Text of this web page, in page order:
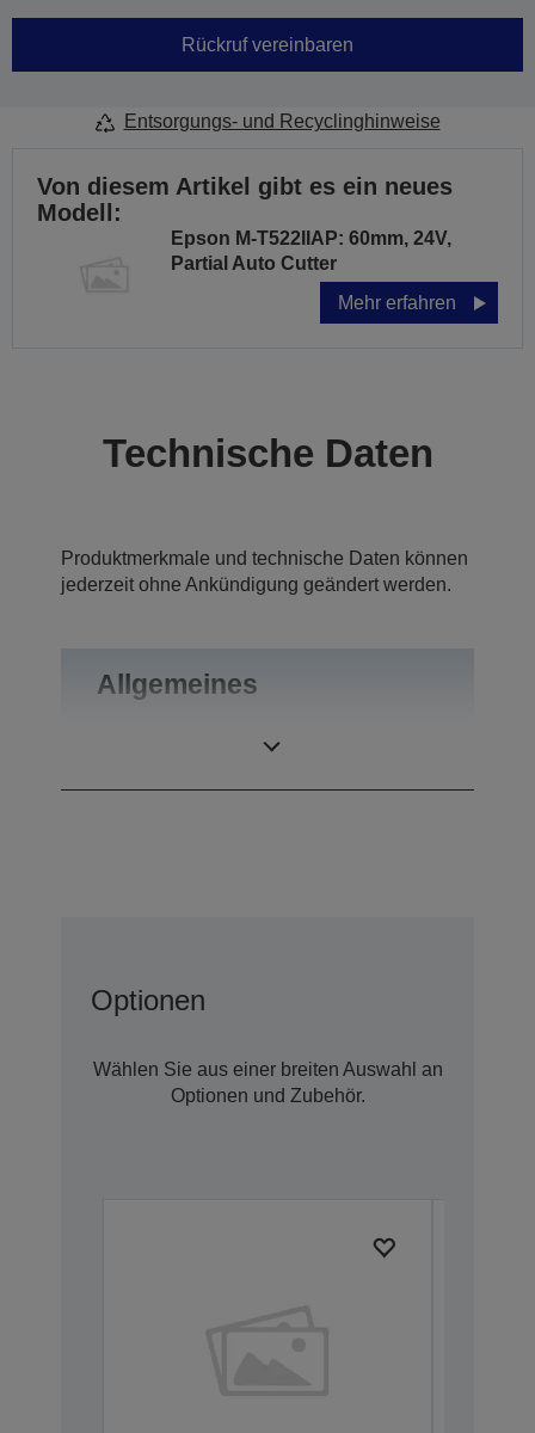
Rückruf vereinbaren
Entsorgungs- und Recyclinghinweise
Von diesem Artikel gibt es ein neues
Modell:
Epson M-T522IIAP: 60mm, 24V,
Partial Auto Cutter
Mehr erfahren
Technische Daten
Produktmerkmale und technische Daten können
jederzeit ohne Ankündigung geändert werden.
Allgemeines
Optionen
Wählen Sie aus einer breiten Auswahl an
Optionen und Zubehör.